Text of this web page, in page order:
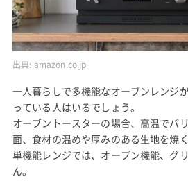
出典: amazon.co.jp
一人暮らしで多機能なオーブンレンジ
っている人はいるでしょう。
オーブントースターの場合、高温でパ
面、食材の温めや厚みのある生地を焼
単機能レンジでは、オーブン機能、グ
ん。